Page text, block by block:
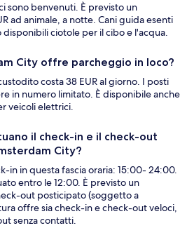
sono benvenuti. È previsto un
ad animale, a notte. Cani guida esenti
ciotole per il cibo e l'acqua.
City offre parcheggio in loco?
costa 38 EUR al giorno. I posti
in numero limitato. È disponibile anche
veicoli elettrici.
il check-in e il check-out
City?
in in questa fascia oraria: 15:00- 24:00.
entro le 12:00. È previsto un
out posticipato (soggetto a
offre sia check-in e check-out veloci,
senza contatti.